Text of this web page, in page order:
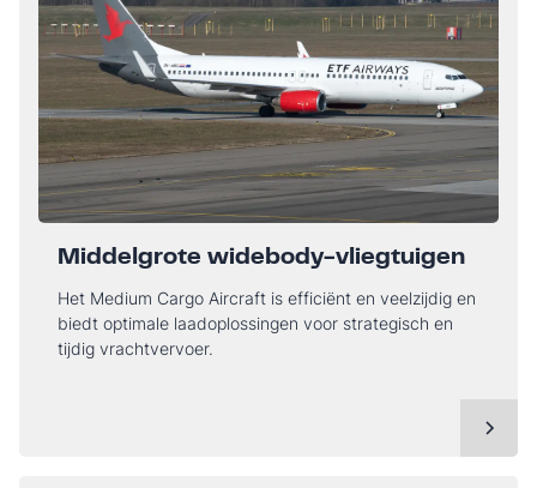
Middelgrote widebody-vliegtuigen
Het Medium Cargo Aircraft is efficiënt en veelzijdig en
biedt optimale laadoplossingen voor strategisch en
tijdig vrachtvervoer.